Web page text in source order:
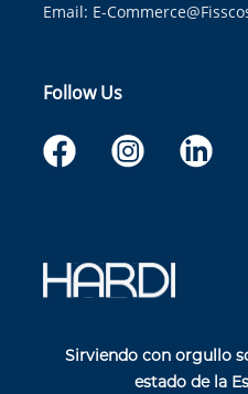
Email: E-
Follow Us
Sirviendo con orgullo
estado de la